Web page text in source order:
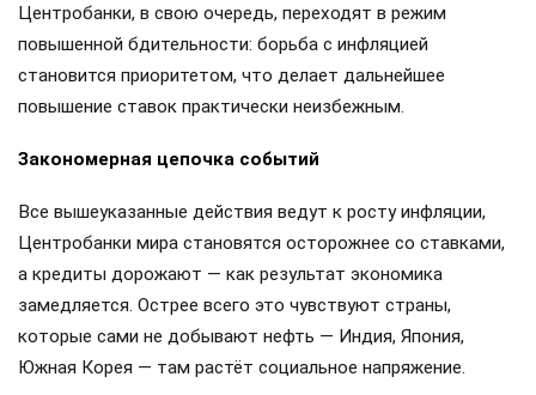
Центробанки, в свою очередь, переходят в режим
повышенной бдительности: борьба с инфляцией
становится приоритетом, что делает дальнейшее
повышение ставок практически неизбежным.
Закономерная цепочка событий
Все вышеуказанные действия ведут к росту инфляции,
Центробанки мира становятся осторожнее со ставками,
а кредиты дорожают — как результат экономика
замедляется. Острее всего это чувствуют страны,
которые сами не добывают нефть — Индия, Япония,
Южная Корея — там растёт социальное напряжение.